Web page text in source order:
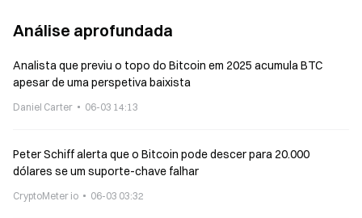
Análise aprofundada
Analista que previu o topo do Bitcoin em 2025 acumula BTC
apesar de uma perspetiva baixista
Daniel Carter 06-03 14:13
Peter Schiff alerta que o Bitcoin pode descer para 20.000
dólares se um suporte-chave falhar
CryptoMeter io 06-03 03:32